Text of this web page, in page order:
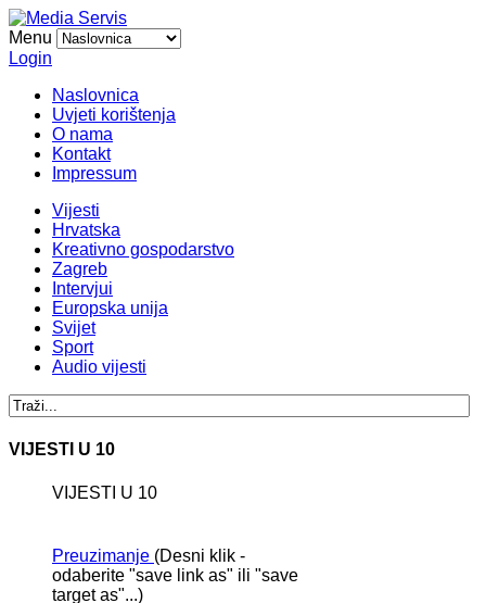
Menu
Login
Naslovnica
Uvjeti korištenja
O nama
Kontakt
Impressum
Vijesti
Hrvatska
Kreativno gospodarstvo
Zagreb
Intervjui
Europska unija
Svijet
Sport
Audio vijesti
VIJESTI U 10
VIJESTI U 10
Preuzimanje (Desni klik -
odaberite "save link as" ili "save
target as"...)